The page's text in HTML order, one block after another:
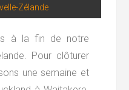
Zélande
à la fin de notre
Pour clôturer
une semaine et